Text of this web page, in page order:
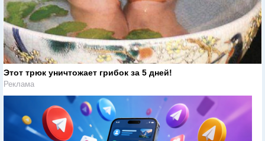
Этот трюк уничтожает грибок за 5 дней!
Реклама